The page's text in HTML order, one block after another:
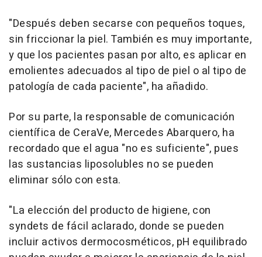
"Después deben secarse con pequeños toques,
sin friccionar la piel. También es muy importante,
y que los pacientes pasan por alto, es aplicar en
emolientes adecuados al tipo de piel o al tipo de
patología de cada paciente", ha añadido.
Por su parte, la responsable de comunicación
científica de CeraVe, Mercedes Abarquero, ha
recordado que el agua "no es suficiente", pues
las sustancias liposolubles no se pueden
eliminar sólo con esta.
"La elección del producto de higiene, con
syndets de fácil aclarado, donde se pueden
incluir activos dermocosméticos, pH equilibrado